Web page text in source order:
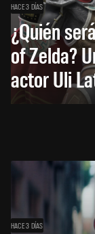
HACE 3 DÍAS
¿Quién
of Zelda?
actor Uli
HACE 3 DÍAS